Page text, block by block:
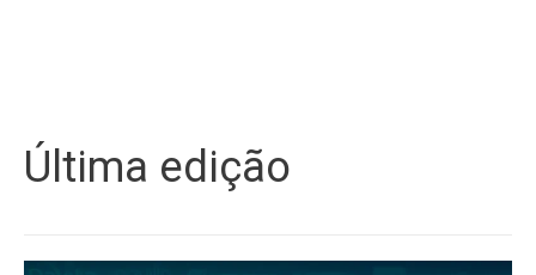
Última edição